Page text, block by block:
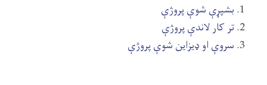
بشپړې شوې پروژې
تر کار لاندې پروژې
سروې او ډیزاین شوې پروژې